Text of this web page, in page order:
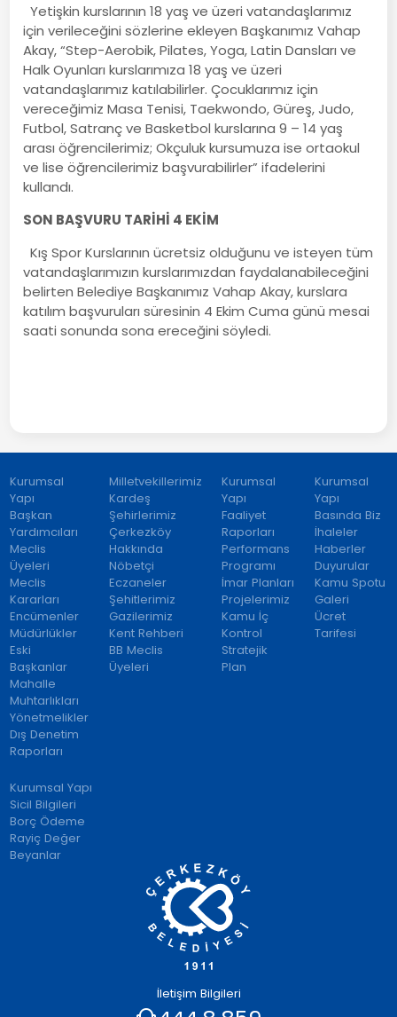
Yetişkin kurslarının 18 yaş ve üzeri vatandaşlarımız
için verileceğini sözlerine ekleyen Başkanımız Vahap
Akay, “Step-Aerobik, Pilates, Yoga, Latin Dansları ve
Halk Oyunları kurslarımıza 18 yaş ve üzeri
vatandaşlarımız katılabilirler. Çocuklarımız için
vereceğimiz Masa Tenisi, Taekwondo, Güreş, Judo,
Futbol, Satranç ve Basketbol kurslarına 9 – 14 yaş
arası öğrencilerimiz; Okçuluk kursumuza ise ortaokul
ve lise öğrencilerimiz başvurabilirler” ifadelerini
kullandı.
SON BAŞVURU TARİHİ 4 EKİM
Kış Spor Kurslarının ücretsiz olduğunu ve isteyen tüm
vatandaşlarımızın kurslarımızdan faydalanabileceğini
belirten Belediye Başkanımız Vahap Akay, kurslara
katılım başvuruları süresinin 4 Ekim Cuma günü mesai
saati sonunda sona ereceğini söyledi.
Kurumsal
Yapı
Başkan
Yardımcıları
Meclis
Üyeleri
Meclis
Kararları
Encümenler
Müdürlükler
Eski
Başkanlar
Mahalle
Muhtarlıkları
Yönetmelikler
Dış Denetim
Raporları
Milletvekillerimiz
Kardeş
Şehirlerimiz
Çerkezköy
Hakkında
Nöbetçi
Eczaneler
Şehitlerimiz
Gazilerimiz
Kent Rehberi
BB Meclis
Üyeleri
Kurumsal
Yapı
Faaliyet
Raporları
Performans
Programı
İmar Planları
Projelerimiz
Kamu İç
Kontrol
Stratejik
Plan
Kurumsal
Yapı
Basında Biz
İhaleler
Haberler
Duyurular
Kamu Spotu
Galeri
Ücret
Tarifesi
Kurumsal Yapı
Sicil Bilgileri
Borç Ödeme
Rayiç Değer
Beyanlar
İletişim Bilgileri